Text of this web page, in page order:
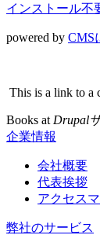
インストール不
powered by CMS
This is a link to a
Books at Drupal
企業情報
会社概要
代表挨拶
アクセス
弊社のサービス